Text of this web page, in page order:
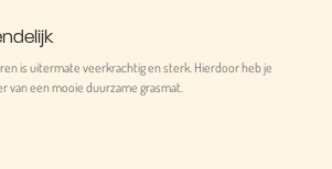
is uitermate veerkrachtig en sterk. Hierdoor heb je
van een mooie duurzame grasmat.